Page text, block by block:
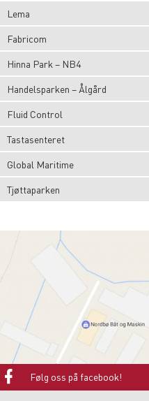
Lema
Fabricom
Hinna Park – NB4
Handelsparken – Ålgård
Fluid Control
Tastasenteret
Global Maritime
Tjøttaparken
Følg oss på facebook!